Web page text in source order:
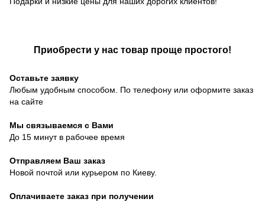
Приобрести у нас товар проще простого!
Оставьте заявку
Любым удобным способом. По телефону или оформите заказ
на сайте
Мы связываемся с Вами
До 15 минут в рабочее время
Отправляем Ваш заказ
Новой почтой или курьером по Киеву.
Оплачиваете заказ при получении